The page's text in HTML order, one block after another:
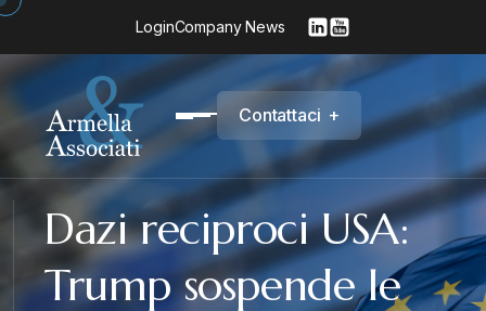
LoginCompany News
Contattaci +
Dazi reciproci USA:
Trump sospende le